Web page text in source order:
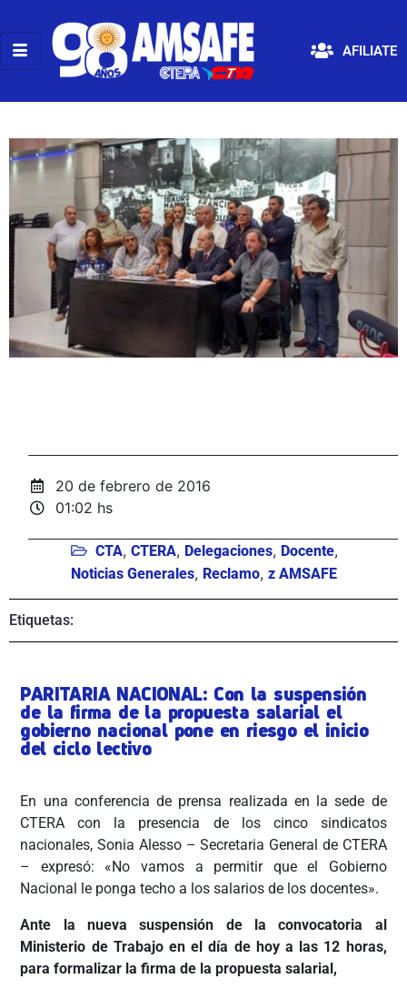
AFILIATE
20 de febrero de 2016
01:02 hs
CTA, CTERA, Delegaciones, Docente,
Noticias Generales, Reclamo, z AMSAFE
Etiquetas:
PARITARIA NACIONAL: Con la suspensión
de la firma de la propuesta salarial el
gobierno nacional pone en riesgo el inicio
del ciclo lectivo
En una conferencia de prensa realizada en la sede de
CTERA con la presencia de los cinco sindicatos
nacionales, Sonia Alesso – Secretaria General de CTERA
– expresó: «No vamos a permitir que el Gobierno
Nacional le ponga techo a los salarios de los docentes».
Ante la nueva suspensión de la convocatoria al
Ministerio de Trabajo en el día de hoy a las 12 horas,
para formalizar la firma de la propuesta salarial,